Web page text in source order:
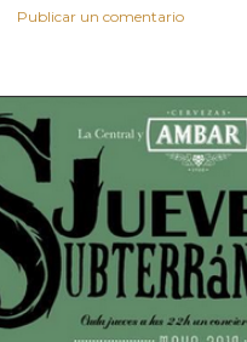
Publicar un comentario